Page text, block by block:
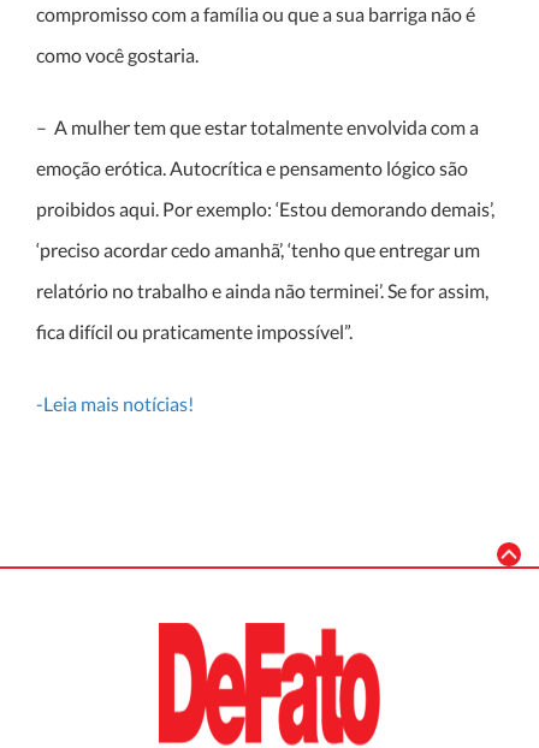
compromisso com a família ou que a sua barriga não é
como você gostaria.
– A mulher tem que estar totalmente envolvida com a
emoção erótica. Autocrítica e pensamento lógico são
proibidos aqui. Por exemplo: ‘Estou demorando demais’,
‘preciso acordar cedo amanhã’, ‘tenho que entregar um
relatório no trabalho e ainda não terminei’. Se for assim,
fica difícil ou praticamente impossível”.
-Leia mais notícias!